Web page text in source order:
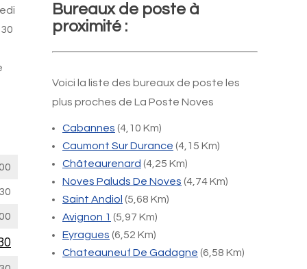
Bureaux de poste à
proximité :
Voici la liste des bureaux de poste les
plus proches de La Poste Noves
Cabannes (4,10 Km)
Caumont Sur Durance (4,15 Km)
Châteaurenard (4,25 Km)
Noves Paluds De Noves (4,74 Km)
Saint Andiol (5,68 Km)
Avignon 1 (5,97 Km)
Eyragues (6,52 Km)
Chateauneuf De Gadagne (6,58 Km)